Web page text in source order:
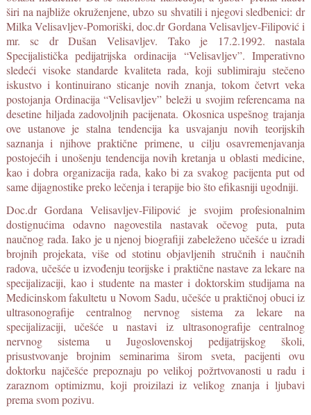
širi na najbliže okruženjene, ubzo su shvatili i njegovi sledbenici: dr
Milka Velisavljev-Pomoriški, doc.dr Gordana Velisavljev-Filipović i
mr. sc dr Dušan Velisavljev. Tako je 17.2.1992. nastala
Specijalistička pedijatrijska ordinacija “Velisavljev”. Imperativno
sledeći visoke standarde kvaliteta rada, koji sublimiraju stečeno
iskustvo i kontinuirano sticanje novih znanja, tokom četvrt veka
postojanja Ordinacija “Velisavljev” beleži u svojim referencama na
desetine hiljada zadovoljnih pacijenata. Okosnica uspešnog trajanja
ove ustanove je stalna tendencija ka usvajanju novih teorijskih
saznanja i njihove praktične primene, u cilju osavremenjavanja
postojećih i unošenju tendencija novih kretanja u oblasti medicine,
kao i dobra organizacija rada, kako bi za svakog pacijenta put od
same dijagnostike preko lečenja i terapije bio što efikasniji ugodniji.
Doc.dr Gordana Velisavljev-Filipović je svojim profesionalnim
dostignućima odavno nagovestila nastavak očevog puta, puta
naučnog rada. Iako je u njenoj biografiji zabeleženo učešće u izradi
brojnih projekata, više od stotinu objavljenih stručnih i naučnih
radova, učešće u izvođenju teorijske i praktične nastave za lekare na
specijalizaciji, kao i studente na master i doktorskim studijama na
Medicinskom fakultetu u Novom Sadu, učešće u praktičnoj obuci iz
ultrasonografije centralnog nervnog sistema za lekare na
specijalizaciji, učešće u nastavi iz ultrasonografije centralnog
nervnog sistema u Jugoslovenskoj pedijatrijskog školi,
prisustvovanje brojnim seminarima širom sveta, pacijenti ovu
doktorku najčešće prepoznaju po velikoj požrtvovanosti u radu i
zaraznom optimizmu, koji proizilazi iz velikog znanja i ljubavi
prema svom pozivu.